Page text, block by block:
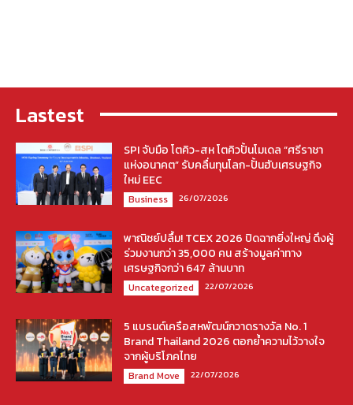
Lastest
SPI จับมือ โตคิว-สห โตคิวปั้นโมเดล “ศรีราชา
แห่งอนาคต” รับคลื่นทุนโลก-ปั้นฮับเศรษฐกิจ
ใหม่ EEC
Business 26/07/2026
พาณิชย์ปลื้ม! TCEX 2026 ปิดฉากยิ่งใหญ่ ดึงผู้
ร่วมงานกว่า 35,000 คน สร้างมูลค่าทาง
เศรษฐกิจกว่า 647 ล้านบาท
Uncategorized 22/07/2026
5 แบรนด์เครือสหพัฒน์กวาดรางวัล No. 1
Brand Thailand 2026 ตอกย้ำความไว้วางใจ
จากผู้บริโภคไทย
Brand Move 22/07/2026